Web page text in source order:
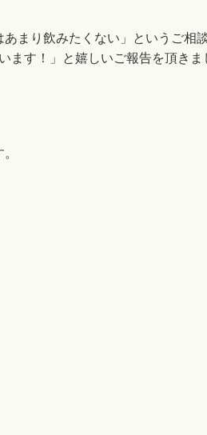
まり飲みたくない」というご相
す！」と嬉しいご報告を頂きま